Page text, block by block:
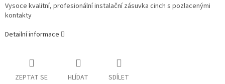
Vysoce kvalitní, profesionální instalační zásuvka cinch s pozlacenými
kontakty
Detailní informace
ZEPTAT SE HLÍDAT SDÍLET